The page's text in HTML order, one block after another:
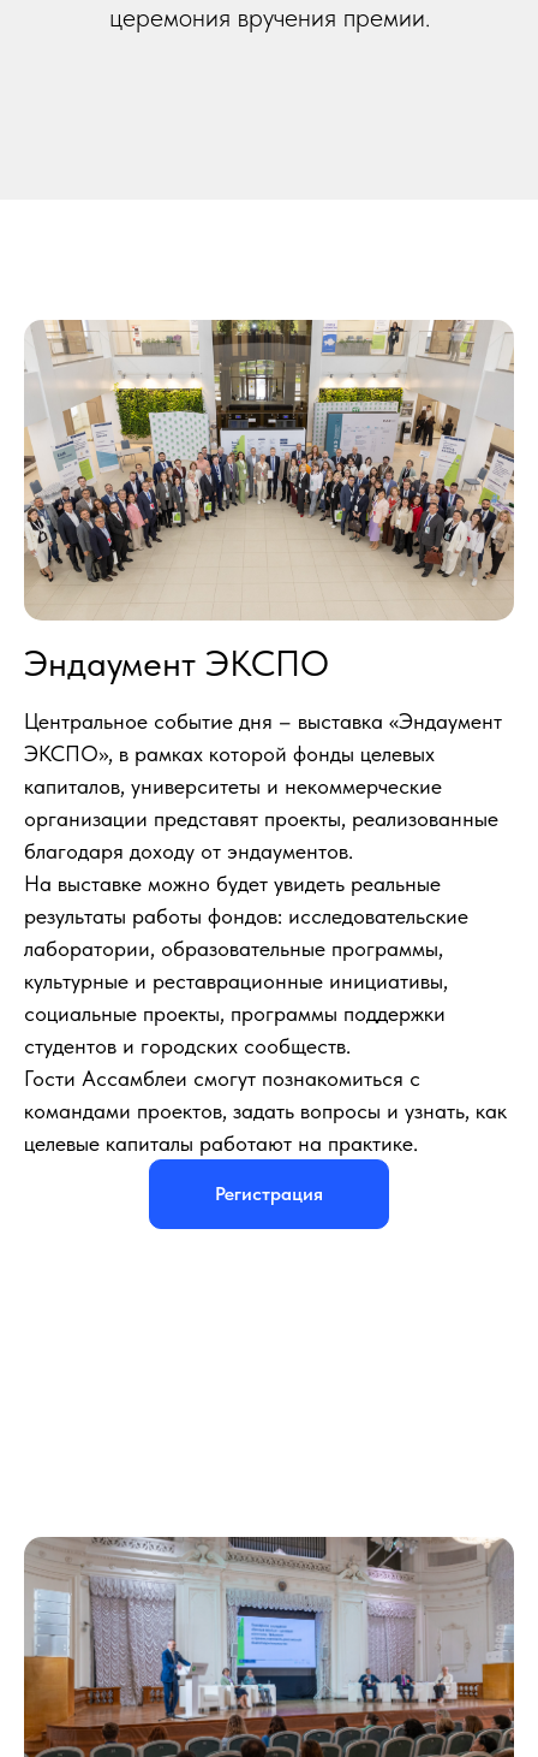
церемония вручения премии.
Эндаумент ЭКСПО
Центральное событие дня – выставка «Эндаумент
ЭКСПО», в рамках которой фонды целевых
капиталов, университеты и некоммерческие
организации представят проекты, реализованные
благодаря доходу от эндаументов.
На выставке можно будет увидеть реальные
результаты работы фондов: исследовательские
лаборатории, образовательные программы,
культурные и реставрационные инициативы,
социальные проекты, программы поддержки
студентов и городских сообществ.
Гости Ассамблеи смогут познакомиться с
командами проектов, задать вопросы и узнать, как
целевые капиталы работают на практике.
Регистрация